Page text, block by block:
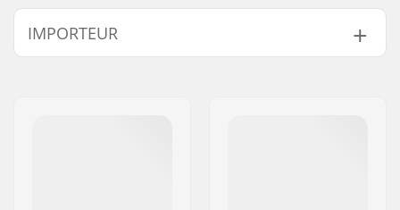
Length:
55.9cm (22")
Width:
IMPORTEUR